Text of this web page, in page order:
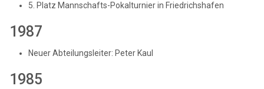
5. Platz Mannschafts-Pokalturnier in Friedrichshafen
1987
Neuer Abteilungsleiter: Peter Kaul
1985